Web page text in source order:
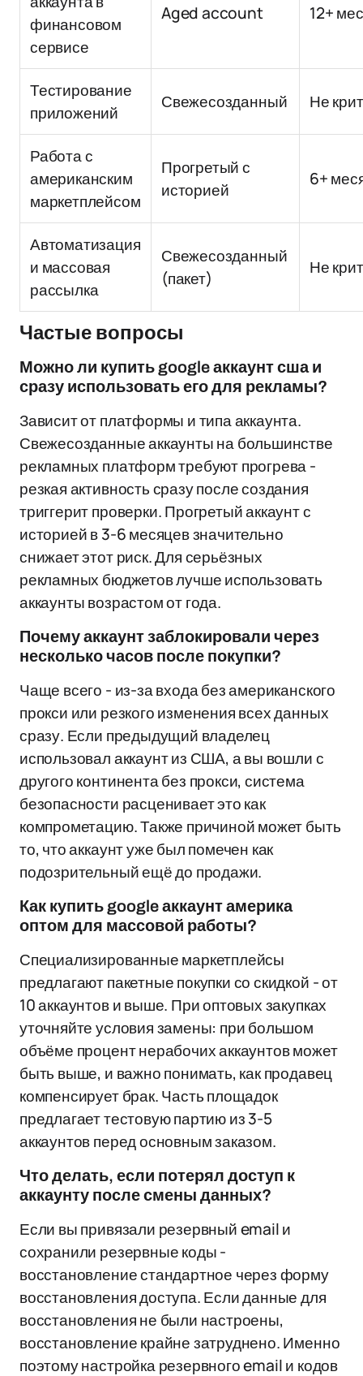
финансовом
сервисе
Aged account 12+
Тестирование
приложений
Свежесозданный Не
Работа с
американским
маркетплейсом
Прогретый с
историей
6+
Автоматизация
и массовая
рассылка
Свежесозданный
(пакет)
Не
Частые вопросы
Можно ли купить google аккаунт сша и
сразу использовать его для рекламы?
Зависит от платформы и типа аккаунта.
Свежесозданные аккаунты на большинстве
рекламных платформ требуют прогрева -
резкая активность сразу после создания
триггерит проверки. Прогретый аккаунт с
историей в 3-6 месяцев значительно
снижает этот риск. Для серьёзных
рекламных бюджетов лучше использовать
аккаунты возрастом от года.
Почему аккаунт заблокировали через
несколько часов после покупки?
Чаще всего - из-за входа без американского
прокси или резкого изменения всех данных
сразу. Если предыдущий владелец
использовал аккаунт из США, а вы вошли с
другого континента без прокси, система
безопасности расценивает это как
компрометацию. Также причиной может быть
то, что аккаунт уже был помечен как
подозрительный ещё до продажи.
Как купить google аккаунт америка
оптом для массовой работы?
Специализированные маркетплейсы
предлагают пакетные покупки со скидкой - от
10 аккаунтов и выше. При оптовых закупках
уточняйте условия замены: при большом
объёме процент нерабочих аккаунтов может
быть выше, и важно понимать, как продавец
компенсирует брак. Часть площадок
предлагает тестовую партию из 3-5
аккаунтов перед основным заказом.
Что делать, если потерял доступ к
аккаунту после смены данных?
Если вы привязали резервный email и
сохранили резервные коды -
восстановление стандартное через форму
восстановления доступа. Если данные для
восстановления не были настроены,
восстановление крайне затруднено. Именно
поэтому настройка резервного email и кодов